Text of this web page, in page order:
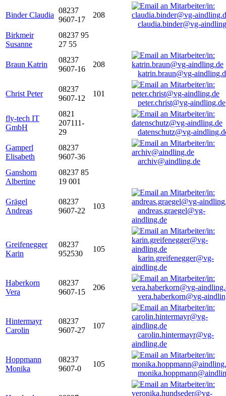
Binder Claudia
08237
9607-17
208
claudia.binder@vg-
Birkmeir
Susanne
08237 95
27 55
Braun Katrin
08237
9607-16
208
katrin.braun@vg-
Christ Peter
08237
9607-12
101
peter.christ@vg-aindling.de
fly-tech IT
GmbH
0821
207111-
29
datenschutz@vg-
Gamperl
Elisabeth
08237
9607-36
archiv@aindling.de
Ganshorn
Albertine
08237 85
19 001
Grägel
Andreas
08237
9607-22
103
andreas.graegel@vg-
aindling.de
Greifenegger
Karin
08237
952530
105
karin.greifenegger@vg-
aindling.de
Haberkorn
Vera
08237
9607-15
206
vera.haberkorn@vg-
Hintermayr
Carolin
08237
9607-27
107
carolin.hintermayr@vg-
aindling.de
Hoppmann
Monika
08237
9607-0
105